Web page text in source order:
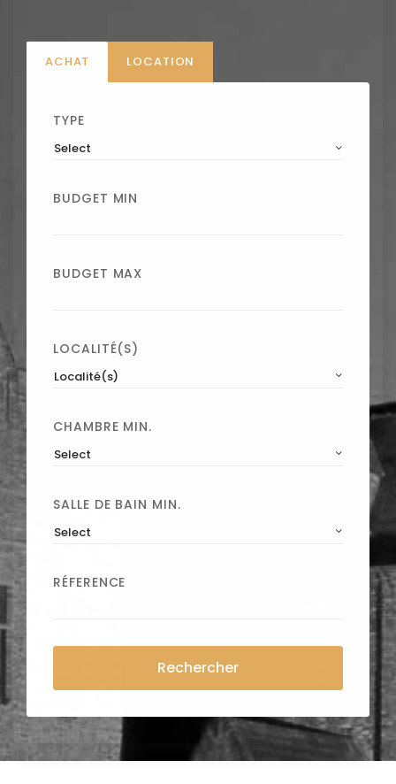
ACHAT LOCATION
TYPE
Select
BUDGET MIN
BUDGET MAX
LOCALITÉ(S)
Localité(s)
CHAMBRE MIN.
Select
SALLE DE BAIN MIN.
Select
RÉFERENCE
Rechercher